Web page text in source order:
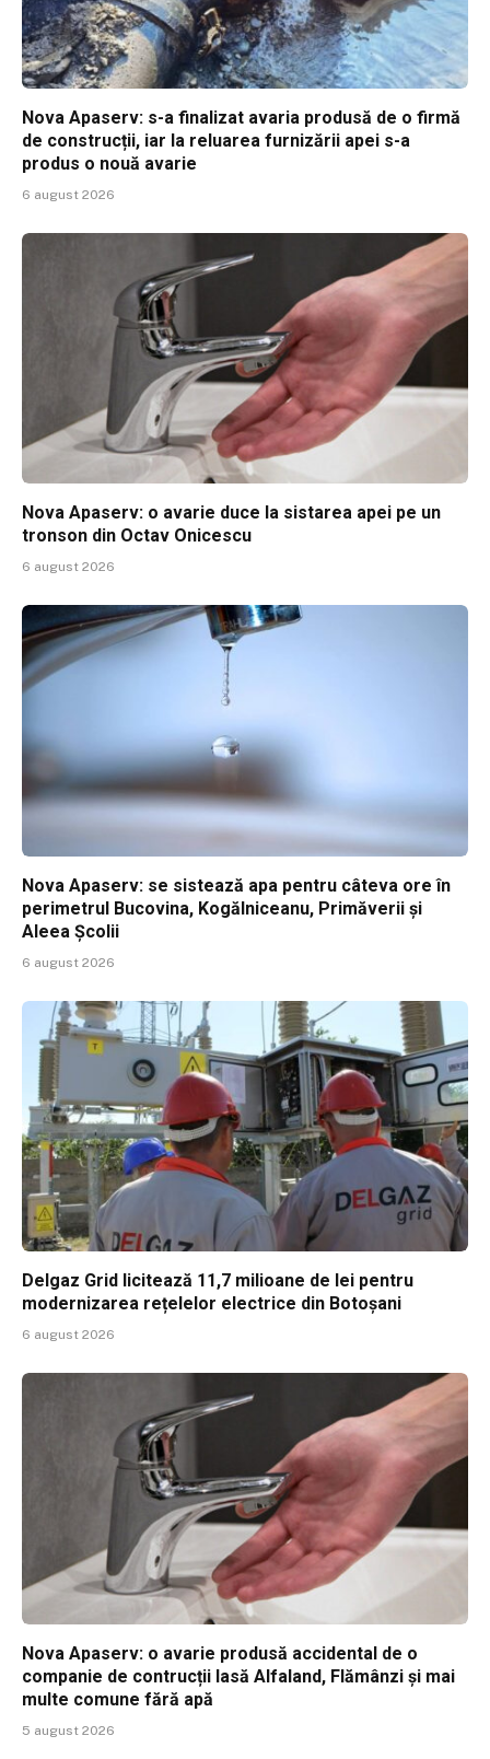
Nova Apaserv: s-a finalizat avaria produsă de o firmă
de construcții, iar la reluarea furnizării apei s-a
produs o nouă avarie
6 august 2026
Nova Apaserv: o avarie duce la sistarea apei pe un
tronson din Octav Onicescu
6 august 2026
Nova Apaserv: se sistează apa pentru câteva ore în
perimetrul Bucovina, Kogălniceanu, Primăverii și
Aleea Școlii
6 august 2026
Delgaz Grid licitează 11,7 milioane de lei pentru
modernizarea rețelelor electrice din Botoșani
6 august 2026
Nova Apaserv: o avarie produsă accidental de o
companie de contrucții lasă Alfaland, Flămânzi și mai
multe comune fără apă
5 august 2026